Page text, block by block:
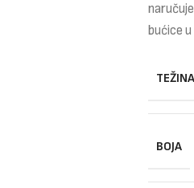
bućice u
TEŽINA
BOJA